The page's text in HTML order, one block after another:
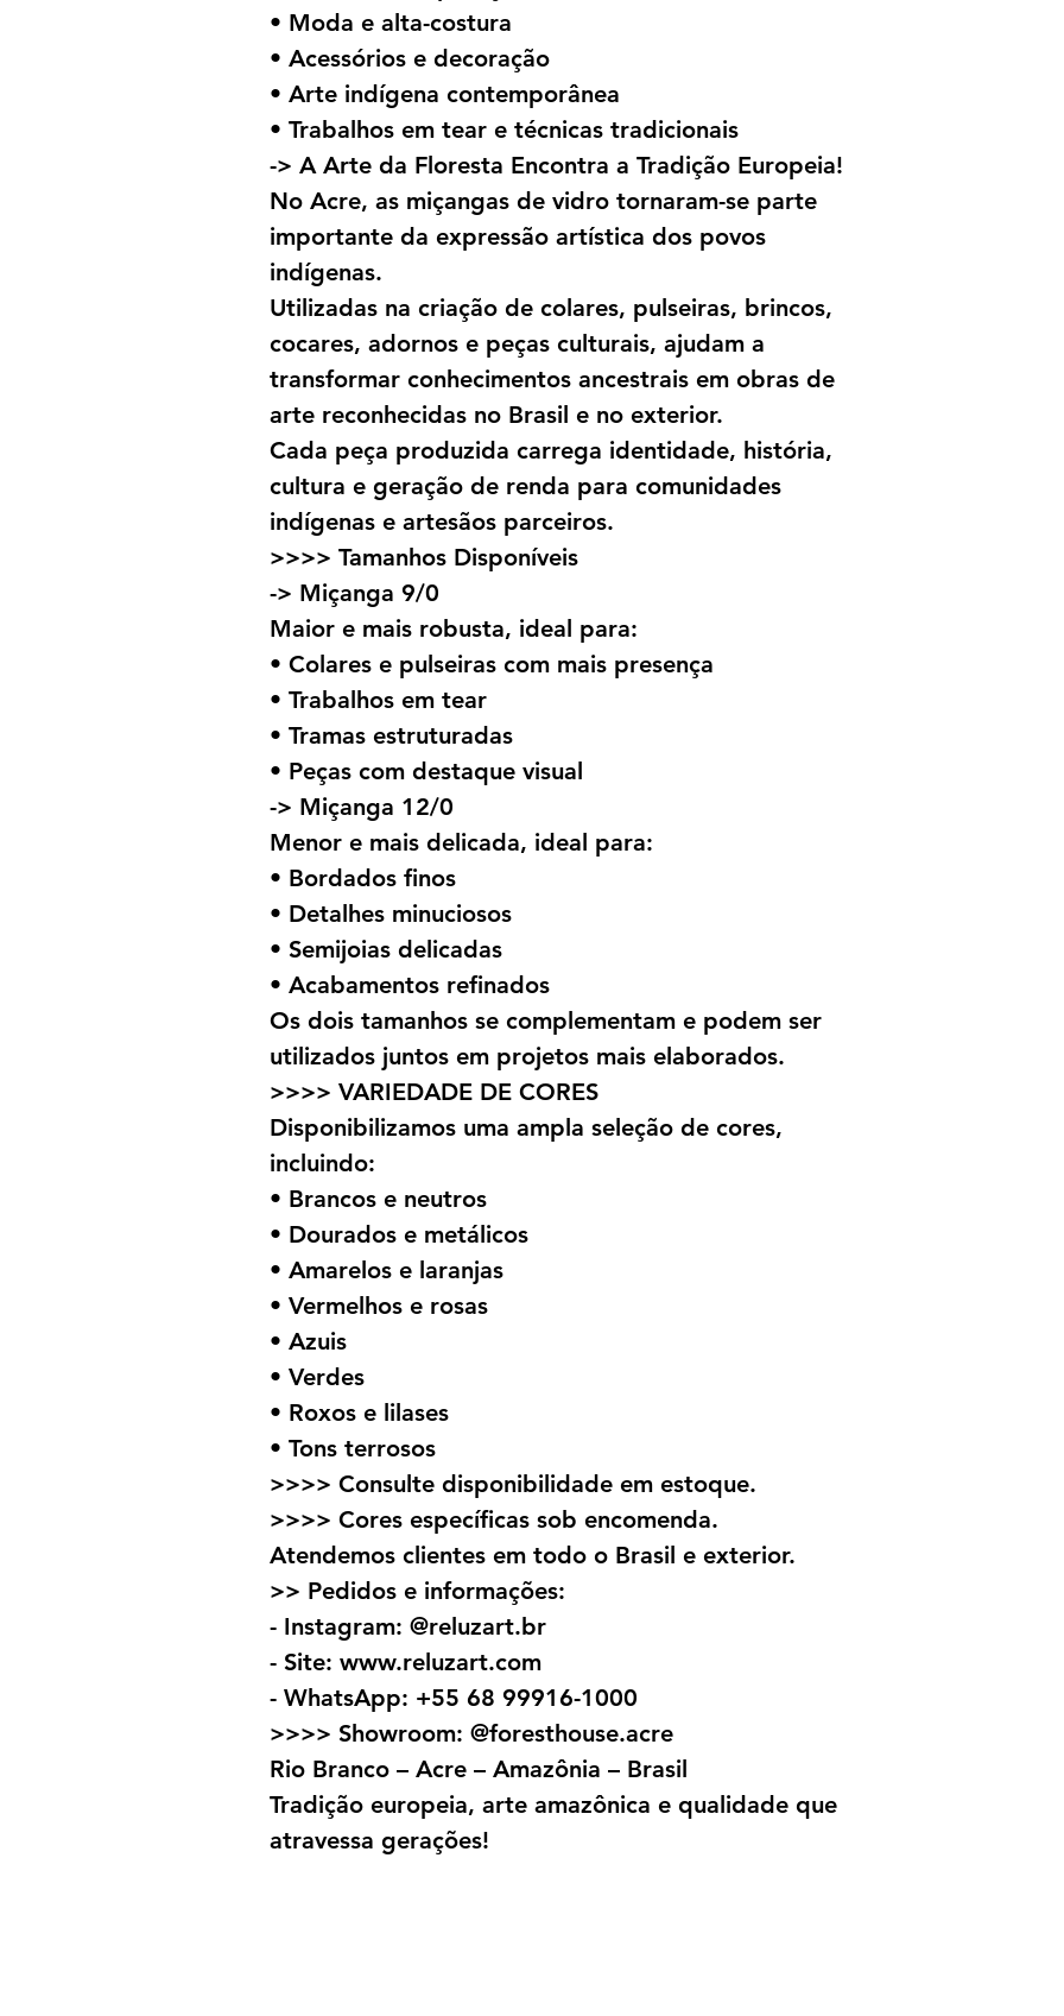
• Moda e alta-costura
• Acessórios e decoração
• Arte indígena contemporânea
• Trabalhos em tear e técnicas tradicionais
-> A Arte da Floresta Encontra a Tradição Europeia!
No Acre, as miçangas de vidro tornaram-se parte
importante da expressão artística dos povos
indígenas.
Utilizadas na criação de colares, pulseiras, brincos,
cocares, adornos e peças culturais, ajudam a
transformar conhecimentos ancestrais em obras de
arte reconhecidas no Brasil e no exterior.
Cada peça produzida carrega identidade, história,
cultura e geração de renda para comunidades
indígenas e artesãos parceiros.
>>>> Tamanhos Disponíveis
-> Miçanga 9/0
Maior e mais robusta, ideal para:
• Colares e pulseiras com mais presença
• Trabalhos em tear
• Tramas estruturadas
• Peças com destaque visual
-> Miçanga 12/0
Menor e mais delicada, ideal para:
• Bordados finos
• Detalhes minuciosos
• Semijoias delicadas
• Acabamentos refinados
Os dois tamanhos se complementam e podem ser
utilizados juntos em projetos mais elaborados.
>>>> VARIEDADE DE CORES
Disponibilizamos uma ampla seleção de cores,
incluindo:
• Brancos e neutros
• Dourados e metálicos
• Amarelos e laranjas
• Vermelhos e rosas
• Azuis
• Verdes
• Roxos e lilases
• Tons terrosos
>>>> Consulte disponibilidade em estoque.
>>>> Cores específicas sob encomenda.
Atendemos clientes em todo o Brasil e exterior.
>> Pedidos e informações:
- Instagram: @reluzart.br
- Site: www.reluzart.com
- WhatsApp: +55 68 99916-1000
>>>> Showroom: @foresthouse.acre
Rio Branco – Acre – Amazônia – Brasil
Tradição europeia, arte amazônica e qualidade que
atravessa gerações!